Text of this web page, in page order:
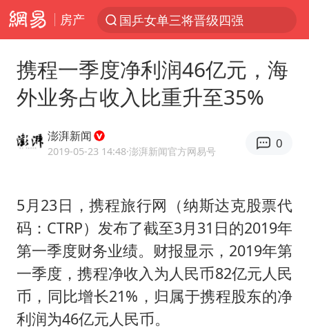
房产
国乒女单三将晋级四强
宁夏运动会开幕
新疆优化调整景区内自驾服务费
上四休三，但降薪1000元，你接受吗？
老挝国会主席赛宋蓬逝世
黄金牛市回来了吗
杭州全市有序停课
商场现钱学森巨幅海报 负责人回应
携程一季度净利润46亿元，海
外业务占收入比重升至35%
澎湃新闻
2019-05-23 14:48·澎湃新闻官方网易号
0
5月23日，携程旅行网（纳斯达克股票代
码：CTRP）发布了截至3月31日的2019年
第一季度财务业绩。财报显示，2019年第
一季度，携程净收入为人民币82亿元人民
币，同比增长21%，归属于携程股东的净
利润为46亿元人民币。